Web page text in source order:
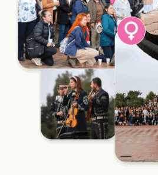
29 ESPACIOS ARTÍSTICOS
30 RECOMENDACIONES